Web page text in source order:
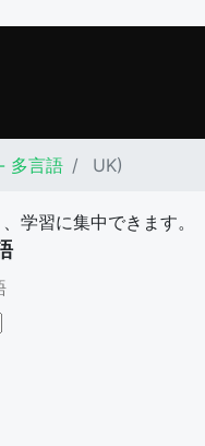
多言語 UK)
学習に集中できます。